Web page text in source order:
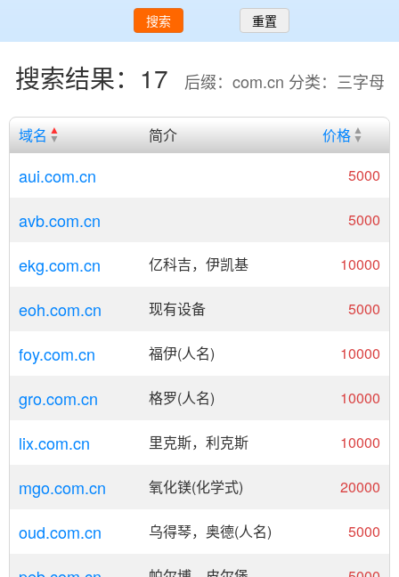
搜索 重置
搜索结果：17 后缀：com.cn 分类：三字母
域名 简介 价格
aui.com.cn 5000
avb.com.cn 5000
ekg.com.cn 亿科吉，伊凯基 10000
eoh.com.cn 现有设备 5000
foy.com.cn 福伊(人名) 10000
gro.com.cn 格罗(人名) 10000
lix.com.cn 里克斯，利克斯 10000
mgo.com.cn 氧化镁(化学式) 20000
oud.com.cn 乌得琴，奥德(人名) 5000